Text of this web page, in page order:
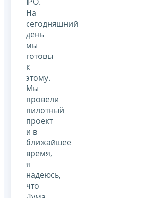
На
сегодняшний
день
мы
готовы
к
этому.
Мы
провели
пилотный
проект
и в
ближайшее
время,
я
надеюсь,
что